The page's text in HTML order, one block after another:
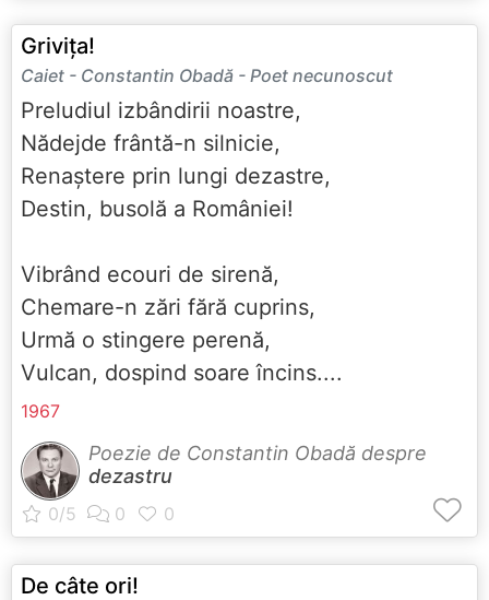
Grivița!
Caiet - Constantin Obadă - Poet necunoscut
Preludiul izbândirii noastre,
Nădejde frântă-n silnicie,
Renaștere prin lungi dezastre,
Destin, busolă a României!
Vibrând ecouri de sirenă,
Chemare-n zări fără cuprins,
Urmă o stingere perenă,
Vulcan, dospind soare încins....
1967
Poezie de Constantin Obadă despre
dezastru
De câte ori!